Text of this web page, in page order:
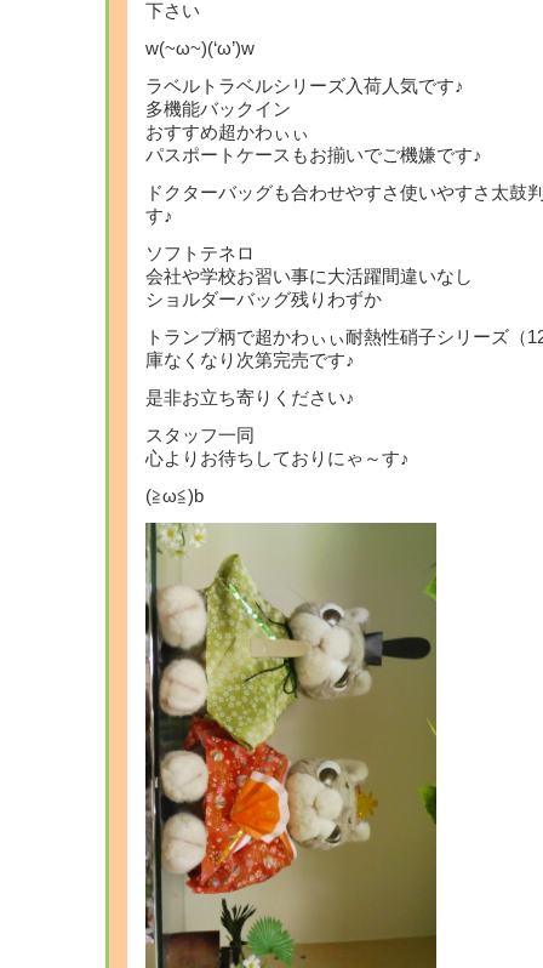
下さい
w(~ω~)(‘ω’)w
ラベルトラベルシリーズ入荷人気です♪
多機能バックイン
おすすめ超かわぃぃ
パスポートケースもお揃いでご機嫌です♪
ドクターバッグも合わせやすさ使いやすさ太鼓
す♪
ソフトテネロ
会社や学校お習い事に大活躍間違いなし
ショルダーバッグ残りわずか
トランプ柄で超かわぃぃ耐熱性硝子シリーズ（
庫なくなり次第完売です♪
是非お立ち寄りください♪
スタッフ一同
心よりお待ちしておりにゃ～す♪
(≧ω≦)b